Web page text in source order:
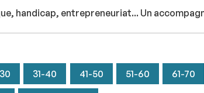
handicap, entrepreneuriat... Un
31-40 41-50 51-60 61-70